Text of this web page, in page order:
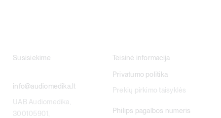
Susisiekime
info@audiomedika.lt
UAB Audiomedika,
300105901,
Teisinė informacija
Privatumo politika
Prekių pirkimo taisyklės
Philips pagalbos numeris